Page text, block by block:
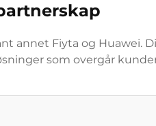
annet Fiyta og Huawei.
som overgår